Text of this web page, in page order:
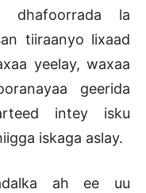
dhafoorrada la
tiiraanyo lixaad
yeelay, waxaa
geerida
intey isku
iskaga aslay.
ah ee uu